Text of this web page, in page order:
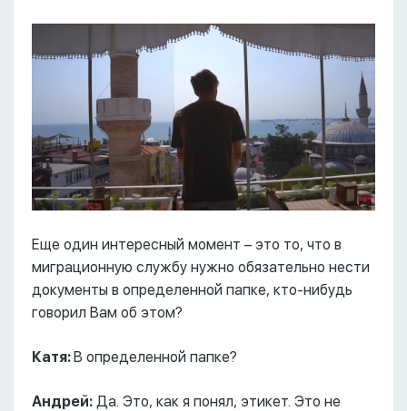
Еще один интересный момент – это то, что в
миграционную службу нужно обязательно нести
документы в определенной папке, кто-нибудь
говорил Вам об этом?
Катя:В определенной папке?
Андрей: Да. Это, как я понял, этикет. Это не